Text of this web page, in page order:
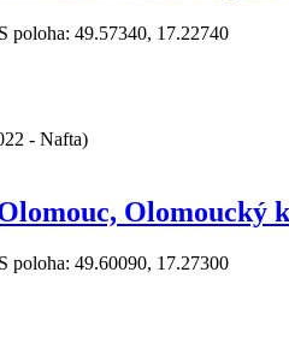
poloha: 49.57340, 17.22740
- Nafta)
Olomoucký
poloha: 49.60090, 17.27300